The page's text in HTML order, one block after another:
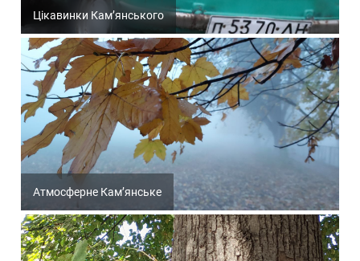
Цікавинки Кам’янського
Атмосферне Кам’янське